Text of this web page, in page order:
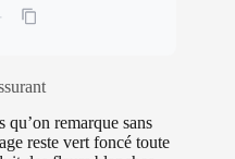
·
qu’on remarque sans
reste vert foncé toute